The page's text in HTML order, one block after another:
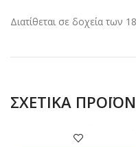
Διατίθεται σε δοχεία των
ΣΧΕΤΙΚΆ